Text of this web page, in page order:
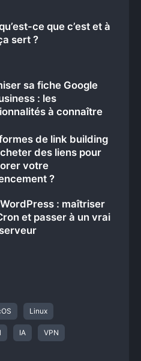
ce que c’est et à
sert ?
sa fiche Google
: les
à connaître
de link building
des liens pour
votre
?
: maîtriser
et passer à un vrai
Linux
IA VPN